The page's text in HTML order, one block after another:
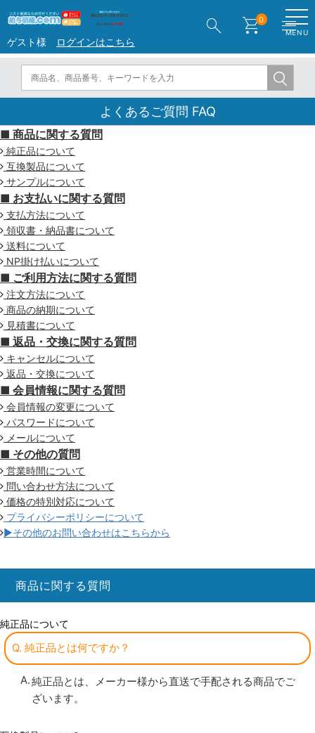
ゲスト様 ログインはこちら
MENU
search shopping_cart0 menu
よくあるご質問 FAQ
■ 商品に関する質問
純正品について
互換製品について
サンプルについて
■ お支払いに関する質問
支払方法について
領収書・納品書について
送料について
NP掛け払いについて
■ ご利用方法に関する質問
注文方法について
商品の納期について
見積書について
■ 返品・交換に関する質問
キャンセルについて
返品・交換について
■ 会員情報に関する質問
会員情報の変更について
パスワードについて
メールについて
■ その他の質問
営業時間について
問い合わせ方法について
価格の特別対応について
プライバシーポリシーについて
▶その他のお問い合わせはこちらから
商品に関する質問
純正品について
Q. 純正品とは何ですか？
純正品とは、メーカー様から直送で手配される商品でご
ざいます。